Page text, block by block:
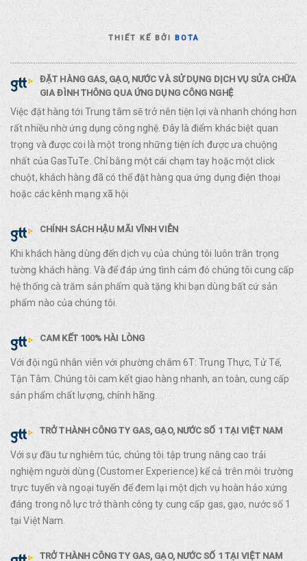
THIẾT KẾ BỞIBOTA
ĐẶT HÀNG GAS, GẠO, NƯỚC VÀ SỬ DỤNG DỊCH VỤ SỬA CHỮA
GIA ĐÌNH THÔNG QUA ỨNG DỤNG CÔNG NGHỆ
Việc đặt hàng tới Trung tâm sẽ trở nên tiện lợi và nhanh chóng hơn
rất nhiều nhờ ứng dụng công nghệ. Đây là điểm khác biệt quan
trọng và được coi là một trong những tiện ích được ưa chuộng
nhất của GasTuTe. Chỉ bằng một cái chạm tay hoặc một click
chuột, khách hàng đã có thể đặt hàng qua ứng dụng điện thoại
hoặc các kênh mạng xã hội
CHÍNH SÁCH HẬU MÃI VĨNH VIỄN
Khi khách hàng dùng đến dịch vụ của chúng tôi luôn trân trọng
tường khách hàng. Và để đáp ứng tình cảm đó chúng tôi cung cấp
hệ thống cà trăm sản phẩm quà tặng khi bạn dùng bất cứ sản
phẩm nào của chúng tôi.
CAM KẾT 100% HÀI LÒNG
Với đội ngũ nhân viên với phường châm 6T: Trung Thực, Tử Tế,
Tận Tâm. Chúng tôi cam kết giao hàng nhanh, an toàn, cung cấp
sản phẩm chất lượng, chính hãng.
TRỞ THÀNH CÔNG TY GAS, GẠO, NƯỚC SỐ 1 TẠI VIỆT NAM
Với sự đầu tư nghiêm túc, chúng tôi tập trung nâng cao trải
nghiệm người dùng (Customer Experience) kể cả trên môi trường
trực tuyến và ngoại tuyến để đem lại một dịch vụ hoàn hảo xứng
đáng trong nỗ lực trở thành công ty cung cấp gas, gạo, nước số 1
tại Việt Nam.
TRỞ THÀNH CÔNG TY GAS, GẠO, NƯỚC SỐ 1 TẠI VIỆT NAM